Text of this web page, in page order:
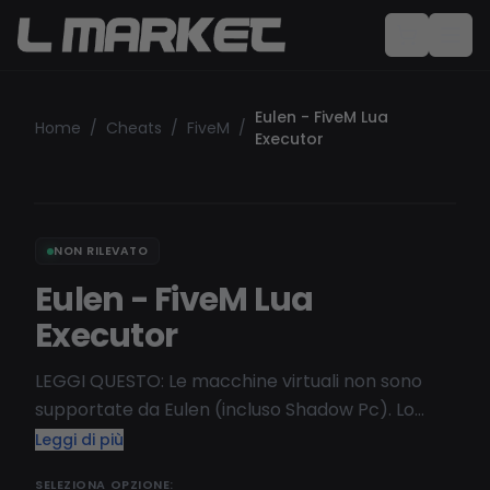
Home / Cheats / FiveM / Eulen - FiveM Lua
Executor
NON RILEVATO
Eulen - FiveM Lua
Executor
LEGGI QUESTO: Le macchine virtuali non sono
supportate da Eulen (incluso Shadow Pc). Lo
strumento più completo per FiveM con Lua
Leggi di più
SELEZIONA OPZIONE: